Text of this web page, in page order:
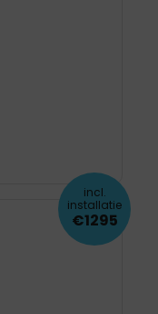
incl.
installatie
€1295